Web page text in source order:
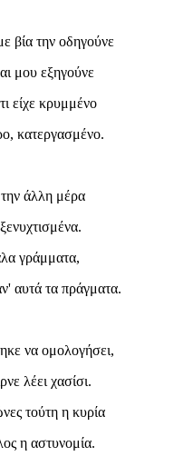
βία την οδηγούνε
μου εξηγούνε
είχε κρυμμένο
κατεργασμένο.
άλλη μέρα
γράμματα,
αυτά τα πράγματα.
να ομολογήσει,
λέει χασίσι.
τούτη η κυρία
η αστυνομία.